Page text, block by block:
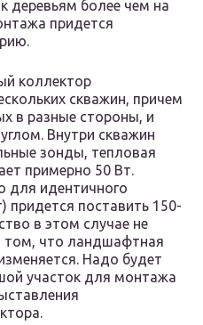
деревьям более чем на
придется
коллектор
скважин, причем
в разные стороны, и
Внутри скважин
зонды, тепловая
примерно 50 Вт.
для идентичного
придется поставить 150-
в этом случае не
том, что ландшафтная
Надо будет
участок для монтажа